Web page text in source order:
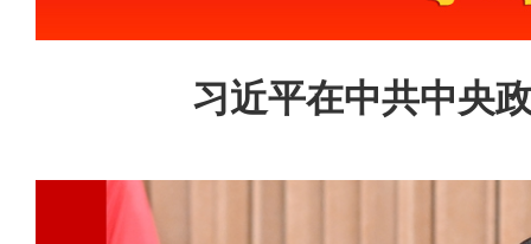
习近平在中共中央